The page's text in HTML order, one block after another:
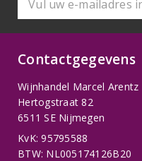
Contactgegevens
Wijnhandel Marcel Arentz
Hertogstraat 82
6511 SE Nijmegen
KvK: 95795588
BTW: NL005174126B20